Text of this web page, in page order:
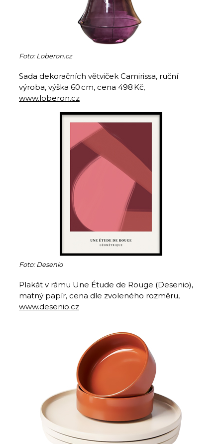
Foto: Loberon.cz
Sada dekoračních větviček Camirissa, ruční
výroba, výška 60 cm, cena 498 Kč,
www.loberon.cz
Foto: Desenio
Plakát v rámu Une Étude de Rouge (Desenio),
matný papír, cena dle zvoleného rozměru,
www.desenio.cz